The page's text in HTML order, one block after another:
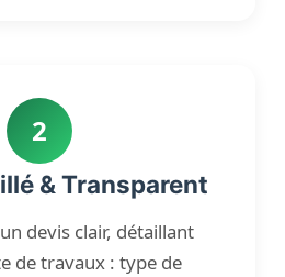
2
& Transparent
devis clair, détaillant
de travaux : type de